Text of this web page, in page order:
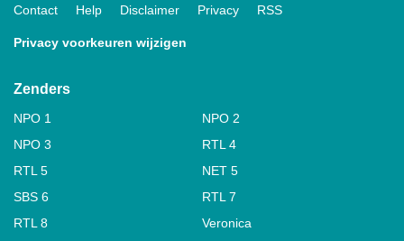
Contact Help Disclaimer Privacy RSS
Privacy voorkeuren wijzigen
Zenders
NPO 1
NPO 2
NPO 3
RTL 4
RTL 5
NET 5
SBS 6
RTL 7
RTL 8
Veronica